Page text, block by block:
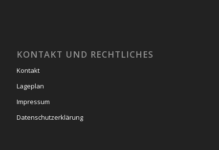
KONTAKT UND RECHTLICHES
Kontakt
Lageplan
Impressum
Datenschutzerklärung